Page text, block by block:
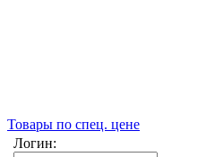
Товары по спец. цене
Логин: